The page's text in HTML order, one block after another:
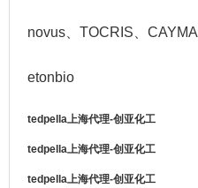
novus 、TOCRIS 、
etonbio
tedpella上海代理-创亚化工
tedpella上海代理-创亚化工
tedpella上海代理-创亚化工